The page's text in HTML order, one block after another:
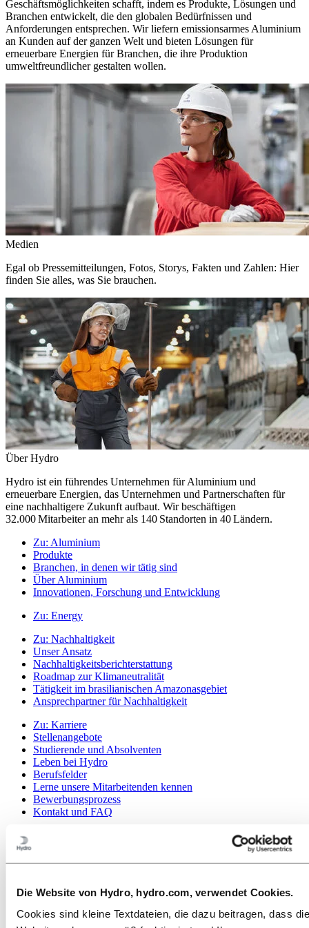
Die Website von Hydro, hydro.com, verwendet Cookies.
Cookies sind kleine Textdateien, die dazu beitragen, dass die
Geschäftsmöglichkeiten schafft, indem es Produkte, Lösungen und
Branchen entwickelt, die den globalen Bedürfnissen und
Anforderungen entsprechen. Wir liefern emissionsarmes Aluminium
an Kunden auf der ganzen Welt und bieten Lösungen für
erneuerbare Energien für Branchen, die ihre Produktion
umweltfreundlicher gestalten wollen.
Medien
Egal ob Pressemitteilungen, Fotos, Storys, Fakten und Zahlen: Hier
finden Sie alles, was Sie brauchen.
Über Hydro
Hydro ist ein führendes Unternehmen für Aluminium und
erneuerbare Energien, das Unternehmen und Partnerschaften für
eine nachhaltigere Zukunft aufbaut. Wir beschäftigen
32.000 Mitarbeiter an mehr als 140 Standorten in 40 Ländern.
Zu: Aluminium
Produkte
Branchen, in denen wir tätig sind
Über Aluminium
Innovationen, Forschung und Entwicklung
Zu: Energy
Zu: Nachhaltigkeit
Unser Ansatz
Nachhaltigkeitsberichterstattung
Roadmap zur Klimaneutralität
Tätigkeit im brasilianischen Amazonasgebiet
Ansprechpartner für Nachhaltigkeit
Zu: Karriere
Stellenangebote
Studierende und Absolventen
Leben bei Hydro
Berufsfelder
Lerne unsere Mitarbeitenden kennen
Bewerbungsprozess
Kontakt und FAQ
Hydro auf einen Blick
Themen der Agenda
Mediengalerie